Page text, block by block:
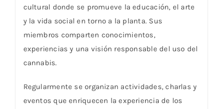
cultural donde se promueve la educación, el arte
y la vida social en torno a la planta. Sus
miembros comparten conocimientos,
experiencias y una visión responsable del uso del
cannabis.
Regularmente se organizan actividades, charlas y
eventos que enriquecen la experiencia de los